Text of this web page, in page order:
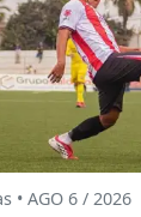
• AGO 6 / 2026